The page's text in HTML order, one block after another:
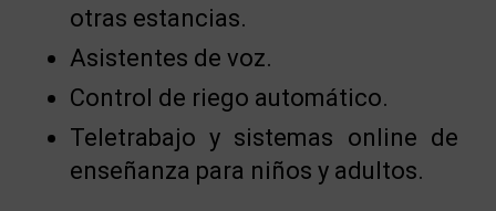
otras estancias.
Asistentes de voz.
Control de riego automático.
Teletrabajo y sistemas online de
enseñanza para niños y adultos.